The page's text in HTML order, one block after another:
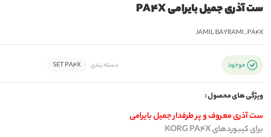
ست آذری جمیل بایرامی PA4X
JAMIL BAYRAMI_PA4X
موجود دسته بندی SET PA4X
ویژگی های محصول :
ست آذری معروف و پر طرفدار جمیل بایرامی
برای کیبوردهای KORG PA4X